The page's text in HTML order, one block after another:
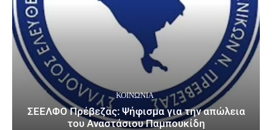
ΚΟΙΝΩΝΙΑ
ΣΕΕΛΦΟ Πρέβεζας: Ψήφισμα για την απώλεια
του Αναστάσιου Παμπουκίδη